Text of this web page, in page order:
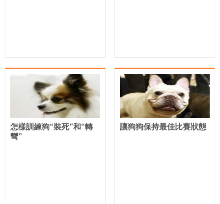
怎樣訓練狗“裝死”和“轉
彎”
讓狗狗保持最佳比賽狀態